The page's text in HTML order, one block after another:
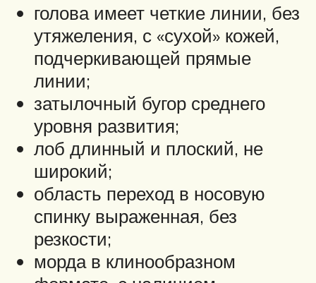
голова имеет четкие линии, без
утяжеления, с «сухой» кожей,
подчеркивающей прямые
линии;
затылочный бугор среднего
уровня развития;
лоб длинный и плоский, не
широкий;
область переход в носовую
спинку выраженная, без
резкости;
морда в клинообразном